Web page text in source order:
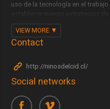
uso de la tecnología en el
establecer nuevas estrategias
captura de imagen en vivo y
cuerpo sea uno de conductor de
VIEW MORE
Contact
http://ninosdelcid.cl/
Social networks